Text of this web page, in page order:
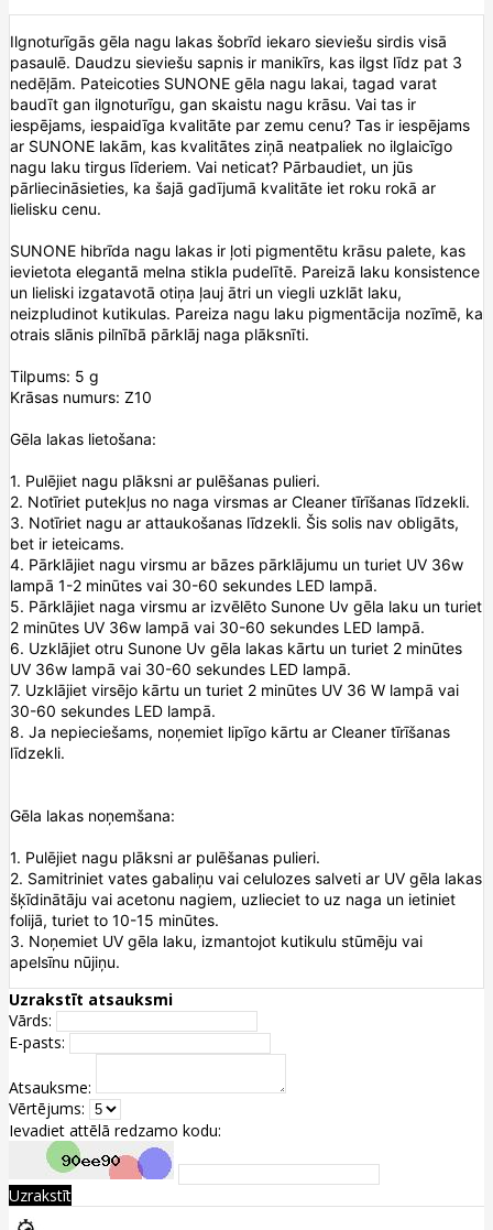
Ilgnoturīgās gēla nagu lakas šobrīd iekaro sieviešu sirdis visā
pasaulē. Daudzu sieviešu sapnis ir manikīrs, kas ilgst līdz pat 3
nedēļām. Pateicoties SUNONE gēla nagu lakai, tagad varat
baudīt gan ilgnoturīgu, gan skaistu nagu krāsu. Vai tas ir
iespējams, iespaidīga kvalitāte par zemu cenu? Tas ir iespējams
ar SUNONE lakām, kas kvalitātes ziņā neatpaliek no ilglaicīgo
nagu laku tirgus līderiem. Vai neticat? Pārbaudiet, un jūs
pārliecināsieties, ka šajā gadījumā kvalitāte iet roku rokā ar
lielisku cenu.
SUNONE hibrīda nagu lakas ir ļoti pigmentētu krāsu palete, kas
ievietota elegantā melna stikla pudelītē. Pareizā laku konsistence
un lieliski izgatavotā otiņa ļauj ātri un viegli uzklāt laku,
neizpludinot kutikulas. Pareiza nagu laku pigmentācija nozīmē, ka
otrais slānis pilnībā pārklāj naga plāksnīti.
Tilpums: 5 g
Krāsas numurs: Z10
Gēla lakas lietošana:
1. Pulējiet nagu plāksni ar pulēšanas pulieri.
2. Notīriet putekļus no naga virsmas ar Cleaner tīrīšanas līdzekli.
3. Notīriet nagu ar attaukošanas līdzekli. Šis solis nav obligāts,
bet ir ieteicams.
4. Pārklājiet nagu virsmu ar bāzes pārklājumu un turiet UV 36w
lampā 1-2 minūtes vai 30-60 sekundes LED lampā.
5. Pārklājiet naga virsmu ar izvēlēto Sunone Uv gēla laku un turiet
2 minūtes UV 36w lampā vai 30-60 sekundes LED lampā.
6. Uzklājiet otru Sunone Uv gēla lakas kārtu un turiet 2 minūtes
UV 36w lampā vai 30-60 sekundes LED lampā.
7. Uzklājiet virsējo kārtu un turiet 2 minūtes UV 36 W lampā vai
30-60 sekundes LED lampā.
8. Ja nepieciešams, noņemiet lipīgo kārtu ar Cleaner tīrīšanas
līdzekli.
Gēla lakas noņemšana:
1. Pulējiet nagu plāksni ar pulēšanas pulieri.
2. Samitriniet vates gabaliņu vai celulozes salveti ar UV gēla lakas
šķīdinātāju vai acetonu nagiem, uzlieciet to uz naga un ietiniet
folijā, turiet to 10-15 minūtes.
3. Noņemiet UV gēla laku, izmantojot kutikulu stūmēju vai
apelsīnu nūjiņu.
Uzrakstīt atsauksmi
Vārds:
E-pasts:
Atsauksme:
Vērtējums:
Ievadiet attēlā redzamo kodu:
Uzrakstīt